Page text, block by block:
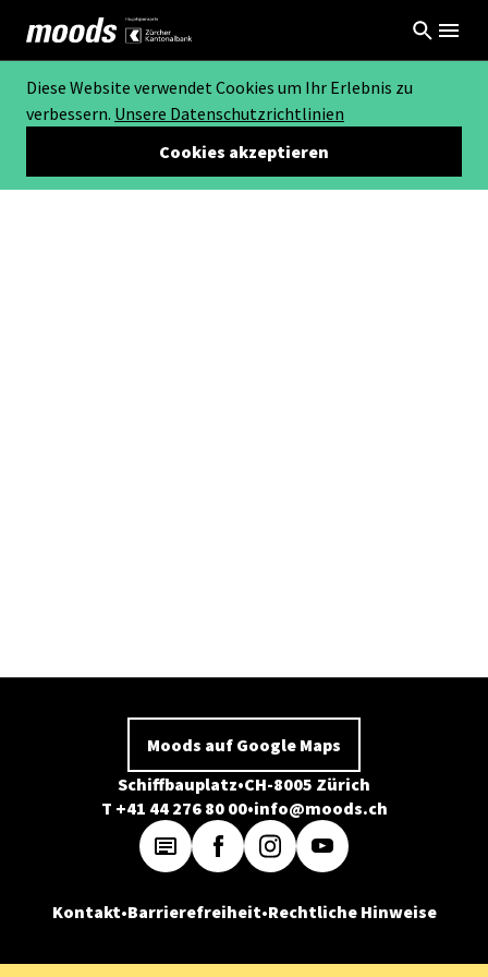
Diese Website verwendet Cookies um Ihr Erlebnis zu
verbessern. Unsere Datenschutzrichtlinien
Cookies akzeptieren
Moods auf Google Maps
Schiffbauplatz CH-8005 Zürich
T +41 44 276 80 00 info@moods.ch
Kontakt Barrierefreiheit Rechtliche Hinweise